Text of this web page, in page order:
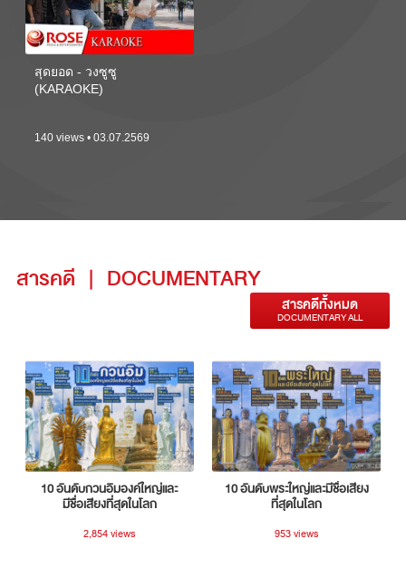
สุดยอด - วงซูซู
(KARAOKE)
140 views • 03.07.2569
สารคดี | DOCUMENTARY
สารคดีทั้งหมด
DOCUMENTARY ALL
10 อันดับกวนอิมองค์ใหญ่และ
มีชื่อเสียงที่สุดในโลก
2,854 views
10 อันดับพระใหญ่และมีชื่อเสียง
ที่สุดในโลก
953 views